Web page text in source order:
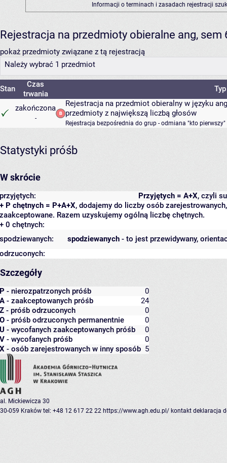
Informacji o terminach i zasadach rejestracji
Rejestracja na przedmioty obieralne ang, sem
pokaż przedmioty związane z tą rejestracją
Należy wybrać 1 przedmiot
Stan
Czas
trwania
zakończona
-
Rejestracja na przedmiot obieralny w języku
przedmioty z największą liczbą głosów
Rejestracja bezpośrednia do grup - odmiana "kto pierwszy"
Statystyki próśb
W skrócie
Przyjętych = A+X, czyli
przyjętych:
+ P chętnych = P+A+X, dodajemy do liczby osób
zaakceptowane. Razem uzyskujemy ogólną liczbę chętnych.
+ 0 chętnych:
spodziewanych - to jest przewidywany,
spodziewanych:
odrzuconych:
Szczegóły
P - nierozpatrzonych próśb
0
A - zaakceptowanych próśb
24
Z - próśb odrzuconych
0
O - próśb odrzuconych permanentnie
0
U - wycofanych zaakceptowanych próśb
0
V - wycofanych próśb
0
X - osób zarejestrowanych w inny sposób 5
al. Mickiewicza 30
30-059 Kraków tel: +48 12 617 22 22 https://www.agh.edu.pl/ kontakt deklaracja